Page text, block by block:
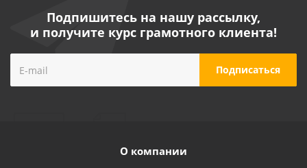
Подпишитесь на нашу рассылку,
и получите курс грамотного клиента!
О компании